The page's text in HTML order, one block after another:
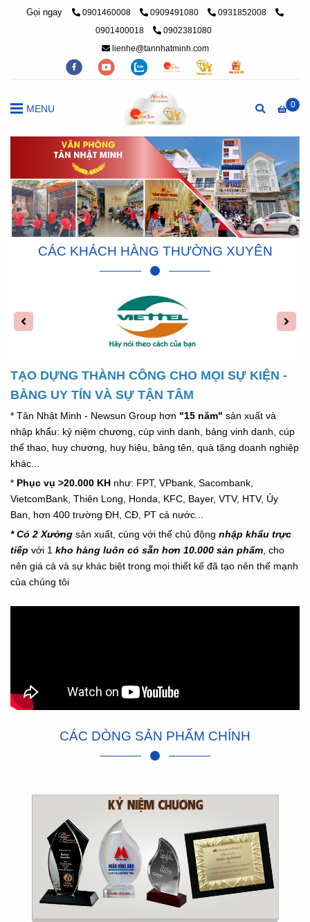
Gọi ngay 0901460008 0909491080
0931852008
0901400018
0902381080
lienhe@tannhatminh.com
0
MENU
CÁC KHÁCH HÀNG THƯỜNG XUYÊN
TẠO DỰNG THÀNH CÔNG CHO MỌI SỰ KIỆN -
BẰNG UY TÍN VÀ SỰ TẬN TÂM
* Tân Nhật Minh - Newsun Group hơn "15 năm" sản xuất và
nhập khẩu: kỷ niệm chương, cúp vinh danh, bảng vinh danh, cúp
thể thao, huy chương, huy hiệu, bảng tên, quà tặng doanh nghiệp
khác...
* Phục vụ >20.000 KH như: FPT, VPbank, Sacombank,
VietcomBank, Thiên Long, Honda, KFC, Bayer, VTV, HTV, Ủy
Ban, hơn 400 trường ĐH, CĐ, PT cả nước...
* Có 2 Xưởng sản xuất, cùng với thế chủ động nhập khẩu trực
tiếp với 1 kho hàng luôn có sẵn hơn 10.000 sản phẩm , cho
nên giá cả và sự khác biệt trong mọi thiết kế đã tạo nên thế mạnh
của chúng tôi
CÁC DÒNG SẢN PHẨM CHÍNH